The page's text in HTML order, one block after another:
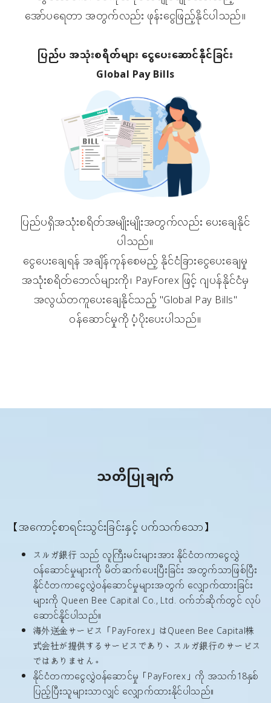
အော်ပရေတာ အတွက်လည်း ဖုန်းငွေဖြည့်နိုင်ပါသည်။
ပြည်ပ အသုံးစရိတ်များ ငွေပေးဆောင်နိုင်ခြင်း
Global Pay Bills
ပြည်ပရှိအသုံးစရိတ်အမျိုးမျိုးအတွက်လည်း ပေးချေနိုင်
ပါသည်။
ငွေပေးချေရန် အချိန်ကုန်စေမည့် နိုင်ငံခြားငွေပေးချေမှု
အသုံးစရိတ်ဘေလ်များကို၊ PayForex ဖြင့် ဂျပန်နိုင်ငံမှ
အလွယ်တကူပေးချေနိုင်သည့် "Global Pay Bills"
ဝန်ဆောင်မှုကို ပံ့ပိုးပေးပါသည်။
သတိပြုချက်
【အကောင့်စာရင်းသွင်းခြင်းနှင့် ပက်သက်သော】
スルガ銀行 သည် လူကြီးမင်းများအား နိုင်ငံတကာငွေလွှဲ
ဝန်ဆောင်မှုများကို မိတ်ဆက်ပေးပြီးခြင်း အတွက်သာဖြစ်ပြီး
နိုင်ငံတကာငွေလွှဲဝန်ဆောင်မှုများအတွက် လျှောက်ထားခြင်း
များကို Queen Bee Capital Co., Ltd. ဝက်ဘ်ဆိုက်တွင် လုပ်
ဆောင်နိူင်ပါသည်။
海外送金サービス「PayForex」はQueen Bee Capital株
式会社が提供するサービスであり、スルガ銀行のサービス
ではありません。
နိုင်ငံတကာငွေလွှဲဝန်ဆောင်မှု「PayForex」ကို အသက်18နှစ်
ပြည့်ပြီးသူများသာလျှင် လျှောက်ထားနိုင်ပါသည်။